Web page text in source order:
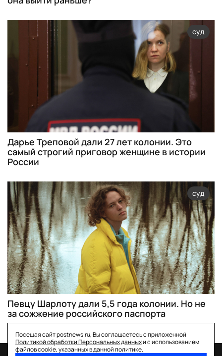
суд
Дарье Треповой дали 27 лет колонии. Это
самый строгий приговор женщине в истории
России
суд
Певцу Шарлоту дали 5,5 года колонии. Но не
за сожжение российского паспорта
Посещая сайт postnews.ru, Вы соглашаетесь с приложенной
Политикой обработки Персональных данныхи с использованием
файлов cookie, указанных в данной политике.